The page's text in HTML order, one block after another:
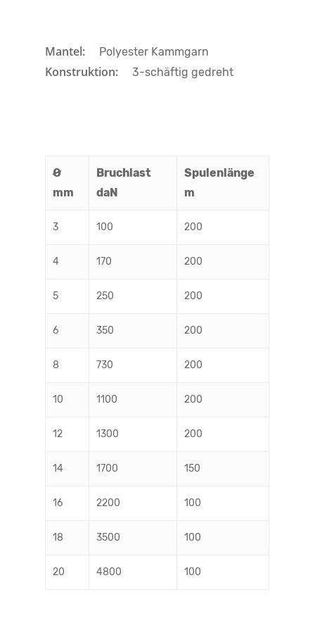
Mantel: Polyester Kammgarn
Konstruktion: 3-schäftig gedreht
Ø
mm
Bruchlast
daN
Spulenlänge
m
3 100 200
4 170 200
5 250 200
6 350 200
8 730 200
10 1100 200
12 1300 200
14 1700 150
16 2200 100
18 3500 100
20 4800 100